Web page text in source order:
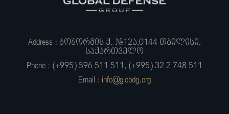
Address : ბოჭორმის ქ. #12ა,0144 თბილისი,
საქართველო
Phone : (+995) 596 511 511, (+995) 32 2 748 511
Email : info@globdg.org